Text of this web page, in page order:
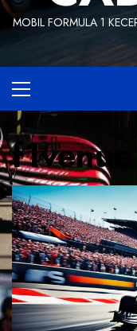
MOBIL FORMULA 1
Menu
f1venue